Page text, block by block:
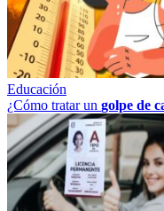
Educación
¿Cómo tratar un golpe de